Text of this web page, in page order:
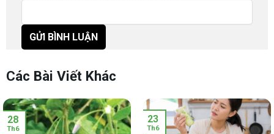
Các Bài Viết Khác
28
Th6
23
Th6